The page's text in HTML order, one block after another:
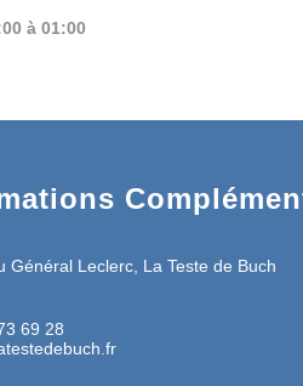
à 01:00
Général Leclerc, La Teste de Buch
69 28